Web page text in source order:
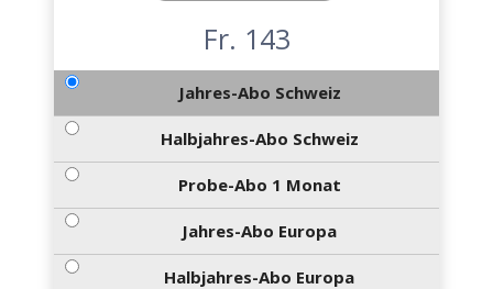
Fr. 143
Jahres-Abo Schweiz
Halbjahres-Abo Schweiz
Probe-Abo 1 Monat
Jahres-Abo Europa
Halbjahres-Abo Europa